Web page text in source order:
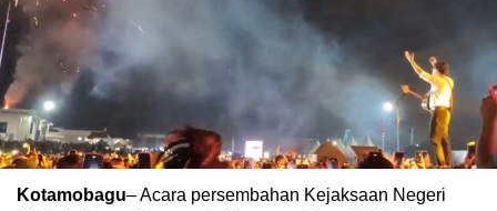
Kotamobagu– Acara persembahan Kejaksaan Negeri